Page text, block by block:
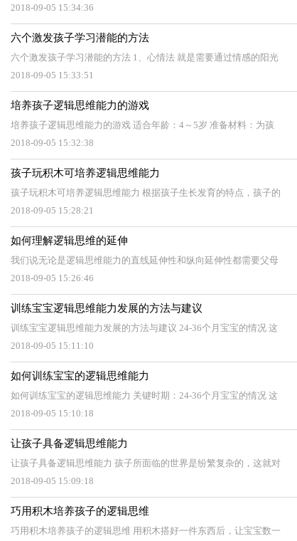
2018-09-05 15:34:36
六个激发孩子学习潜能的方法
六个激发孩子学习潜能的方法 1、心情法 就是需要通过情感的阳光
2018-09-05 15:33:51
培养孩子逻辑思维能力的游戏
培养孩子逻辑思维能力的游戏 适合年龄：4～5岁 准备材料：为孩
2018-09-05 15:32:38
孩子玩积木可培养逻辑思维能力
孩子玩积木可培养逻辑思维能力 根据孩子生长发育的特点，孩子的
2018-09-05 15:28:21
如何理解逻辑思维的延伸
我们说无论是逻辑思维能力的直线延伸性和纵向延伸性都需要父母
2018-09-05 15:26:46
训练宝宝逻辑思维能力发展的方法与建议
训练宝宝逻辑思维能力发展的方法与建议 24-36个月宝宝的情况 这
2018-09-05 15:11:10
如何训练宝宝的逻辑思维能力
如何训练宝宝的逻辑思维能力 关键时期：24-36个月宝宝的情况 这
2018-09-05 15:10:18
让孩子具备逻辑思维能力
让孩子具备逻辑思维能力 孩子所面临的世界是纷繁复杂的，这就对
2018-09-05 15:09:18
巧用积木培养孩子的逻辑思维
巧用积木培养孩子的逻辑思维 用积木搭好一件东西后，让宝宝数一